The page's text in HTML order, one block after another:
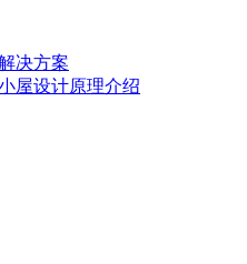
决方案
屋设计原理介绍